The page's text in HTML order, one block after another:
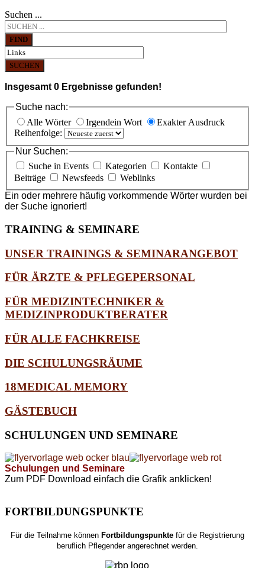
Suchen ...
FIND
SUCHEN
Insgesamt 0 Ergebnisse gefunden!
Suche nach:
Alle Wörter
Irgendein Wort
Exakter Ausdruck
Reihenfolge:
Nur Suchen:
Suche in Events
Kategorien
Kontakte
Beiträge
Newsfeeds
Weblinks
Ein oder mehrere häufig vorkommende Wörter wurden bei
der Suche ignoriert!
TRAINING & SEMINARE
UNSER TRAININGS & SEMINARANGEBOT
FÜR ÄRZTE & PFLEGEPERSONAL
FÜR MEDIZINTECHNIKER &
MEDIZINPRODUKTBERATER
FÜR ALLE FACHKREISE
DIE SCHULUNGSRÄUME
18MEDICAL MEMORY
GÄSTEBUCH
SCHULUNGEN UND SEMINARE
Schulungen und Seminare
Zum PDF Download einfach die Grafik anklicken!
FORTBILDUNGSPUNKTE
Für die Teilnahme könnenFortbildungspunktefür die Registrierung
beruflich Pflegender angerechnet werden.